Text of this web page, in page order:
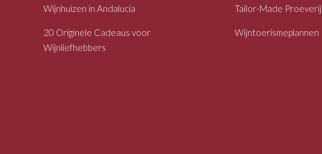
Wijnhuizen in Andalucia
20 Originele Cadeaus voor
Wijnliefhebbers
Tailor-Made
Wijntoerismeplannen